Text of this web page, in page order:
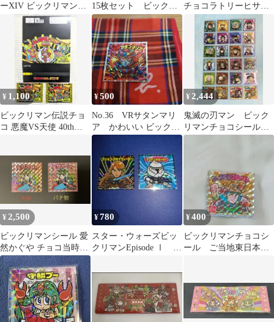
ーXIV ビックリマンチ
ョコシール 5種セット
15枚セット ビックリ
マン 鬼滅の刃
チョコラトリーヒサ
シ アムール・デュ・
ショコラ シール
¥ 1,100
ビックリマン伝説チョ
コ 悪魔VS天使 40thス
¥500
No.36 VRサタンマリ
ア かわいい ビックリ
マンチョコ シール
¥ 2,444
鬼滅の刃マン ビック
リマンチョコシール
無限城編 全24種コン
¥ 2,500
ビックリマンシール 愛
然かぐや チョコ当時
物 ガチャ？パチ物
セット 美品
¥780
スター・ウォーズビッ
クリマンEpisode Ⅰ
ール➕️空袋
¥400
ビックリマンチョコシ
ール ご当地東日本愛